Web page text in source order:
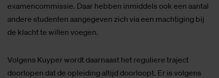
examencommissie. Daar hebben inmiddels ook een aantal
andere studenten aangegeven zich via een machtiging bij
de klacht te willen voegen.
Volgens Kuyper wordt daarnaast het reguliere traject
doorlopen dat de opleiding altijd doorloopt. Er is volgens